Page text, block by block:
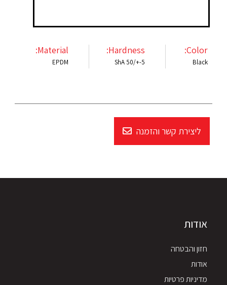
Color:
Black
Hardness:
ShA 50/+-5
Material:
EPDM
ליצירת קשר והזמנה
אודות
חזון והבטחה
אודות
מדיניות פרטיות